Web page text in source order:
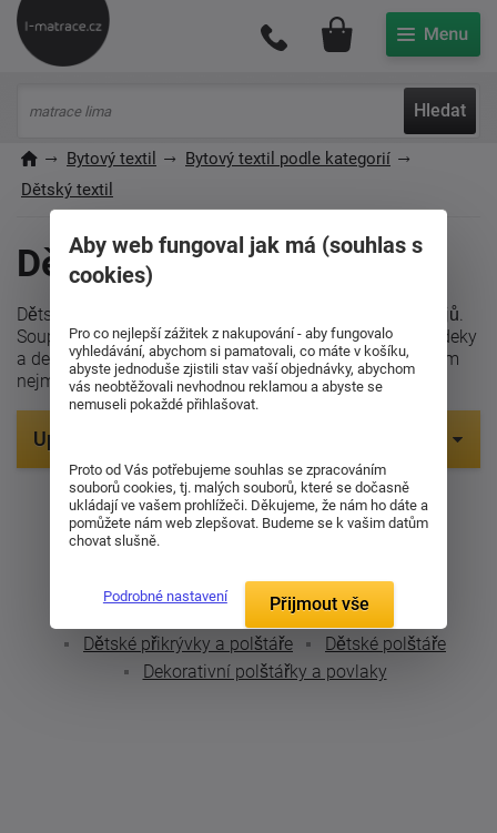
Hledat
Můj účet
Bytový textil
Bytový textil podle kategorií
Dětský textil
Dětský textil
Dětský textil přináší pohodlí a radost do dětských pokojů.
Soupravy do postýlek, veselé dětské povlečení, měkké deky
a dekorativní polštářky s oblíbenými motivy zajistí vašim
nejmenším sladké sny a útulné prostředí.
Upřesnit parametry
Položek na zobrazení:103
Anatomické polštáře
Dětské přikrývky a polštáře
Dětské polštáře
Dekorativní polštářky a povlaky
Aby web fungoval jak má (souhlas s
cookies)
Pro co nejlepší zážitek z nakupování - aby fungovalo
vyhledávání, abychom si pamatovali, co máte v košíku,
abyste jednoduše zjistili stav vaší objednávky, abychom
vás neobtěžovali nevhodnou reklamou a abyste se
nemuseli pokaždé přihlašovat.
Proto od Vás potřebujeme souhlas se zpracováním
souborů cookies, tj. malých souborů, které se dočasně
ukládají ve vašem prohlížeči. Děkujeme, že nám ho dáte a
pomůžete nám web zlepšovat. Budeme se k vašim datům
chovat slušně.
Podrobné nastavení Přijmout vše